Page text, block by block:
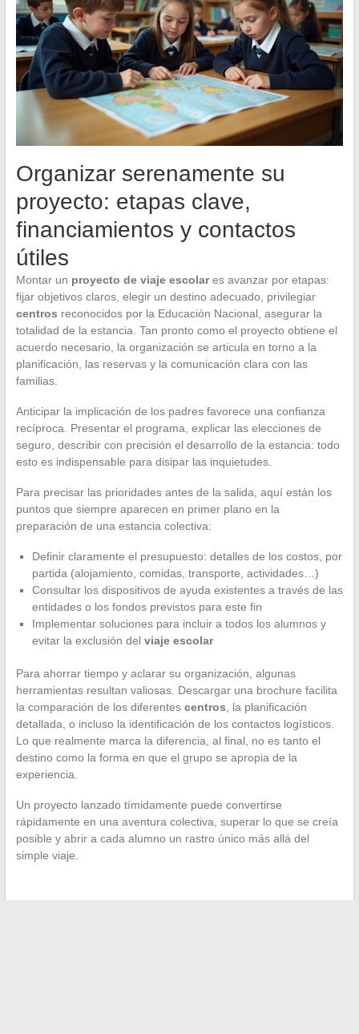
Organizar serenamente su
proyecto: etapas clave,
financiamientos y contactos
útiles
Montar un proyecto de viaje escolares avanzar por etapas:
fijar objetivos claros, elegir un destino adecuado, privilegiar
centros reconocidos por la Educación Nacional, asegurar la
totalidad de la estancia. Tan pronto como el proyecto obtiene el
acuerdo necesario, la organización se articula en torno a la
planificación, las reservas y la comunicación clara con las
familias.
Anticipar la implicación de los padres favorece una confianza
recíproca. Presentar el programa, explicar las elecciones de
seguro, describir con precisión el desarrollo de la estancia: todo
esto es indispensable para disipar las inquietudes.
Para precisar las prioridades antes de la salida, aquí están los
puntos que siempre aparecen en primer plano en la
preparación de una estancia colectiva:
Definir claramente el presupuesto: detalles de los costos, por
partida (alojamiento, comidas, transporte, actividades…)
Consultar los dispositivos de ayuda existentes a través de las
entidades o los fondos previstos para este fin
Implementar soluciones para incluir a todos los alumnos y
evitar la exclusión del viaje escolar
Para ahorrar tiempo y aclarar su organización, algunas
herramientas resultan valiosas. Descargar una brochure facilita
la comparación de los diferentes centros , la planificación
detallada, o incluso la identificación de los contactos logísticos.
Lo que realmente marca la diferencia, al final, no es tanto el
destino como la forma en que el grupo se apropia de la
experiencia.
Un proyecto lanzado tímidamente puede convertirse
rápidamente en una aventura colectiva, superar lo que se creía
posible y abrir a cada alumno un rastro único más allá del
simple viaje.